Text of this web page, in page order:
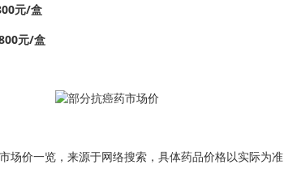
元/盒
元/盒
场价一览，来源于网络搜索，具体药品价格以实际为准